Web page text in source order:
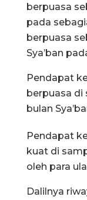
berpuasa
pada
berpuasa
Sya’ban
Pendapat
berpuasa di
bulan
Pendapat
kuat di
oleh para
Dalilnya